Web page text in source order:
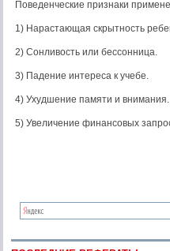
Поведенческие признаки
1) Нарастающая скрытность
2) Сонливость или бессонница.
3) Падение интереса к учебе.
4) Ухудшение памяти и внимания.
5) Увеличение финансовых